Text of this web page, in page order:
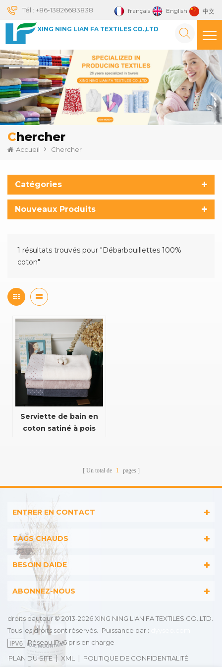
français English 中文
Tél : +86-13826683838
XING NING LIAN FA TEXTILES CO.,LTD
Chercher
Accueil Chercher
Catégories
Nouveaux Produits
1 résultats trouvés pour "Débarbouillettes 100%
coton"
Serviette de bain en
coton satiné à pois
Un total de 1 pages
ENTRER EN CONTACT
TAGS CHAUDS
BESOIN DAIDE
ABONNEZ-NOUS
droits dauteur © 2013-2026 XING NING LIAN FA TEXTILES CO.,LTD.
Tous les droits sont réservés.
Puissance par :
Réseau IPv6 pris en charge
PLAN DU SITE| XML | POLITIQUE DE CONFIDENTIALITÉ